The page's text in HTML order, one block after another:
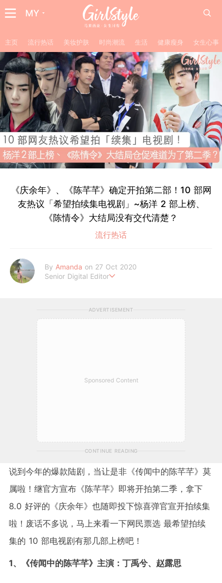
MY
主页 流行热话 美妆护肤 时尚潮流 生活 健康瘦身 女生心事
《庆余年》、《陈芊芊》确定开拍第二部！10 部网
友热议「希望拍续集电视剧」~杨洋 2 部上榜、
《陈情令》大结局没有交代清楚？
流行热话
By Amanda on 27 Oct 2020
Senior Digital Editor
皆收获热烈反响。她通过 GirlStyle MY ，让读者们不管何时何地
都能掌握最新的资讯，让女性成为更好更潮的自己！
ADVERTISEMENT
Sponsored Content
CONTINUE READING
说到今年的爆款陆剧，当让是非《传闻中的陈芊芊》莫
属啦！继官方宣布《陈芊芊》即将开拍第二季，拿下
8.0 好评的《庆余年》也随即投下惊喜弹官宣开拍续集
啦！废话不多说，马上来看一下网民票选 最希望拍续
集的 10 部电视剧有那几部上榜吧！
1、《传闻中的陈芊芊》主演：丁禹兮、赵露思